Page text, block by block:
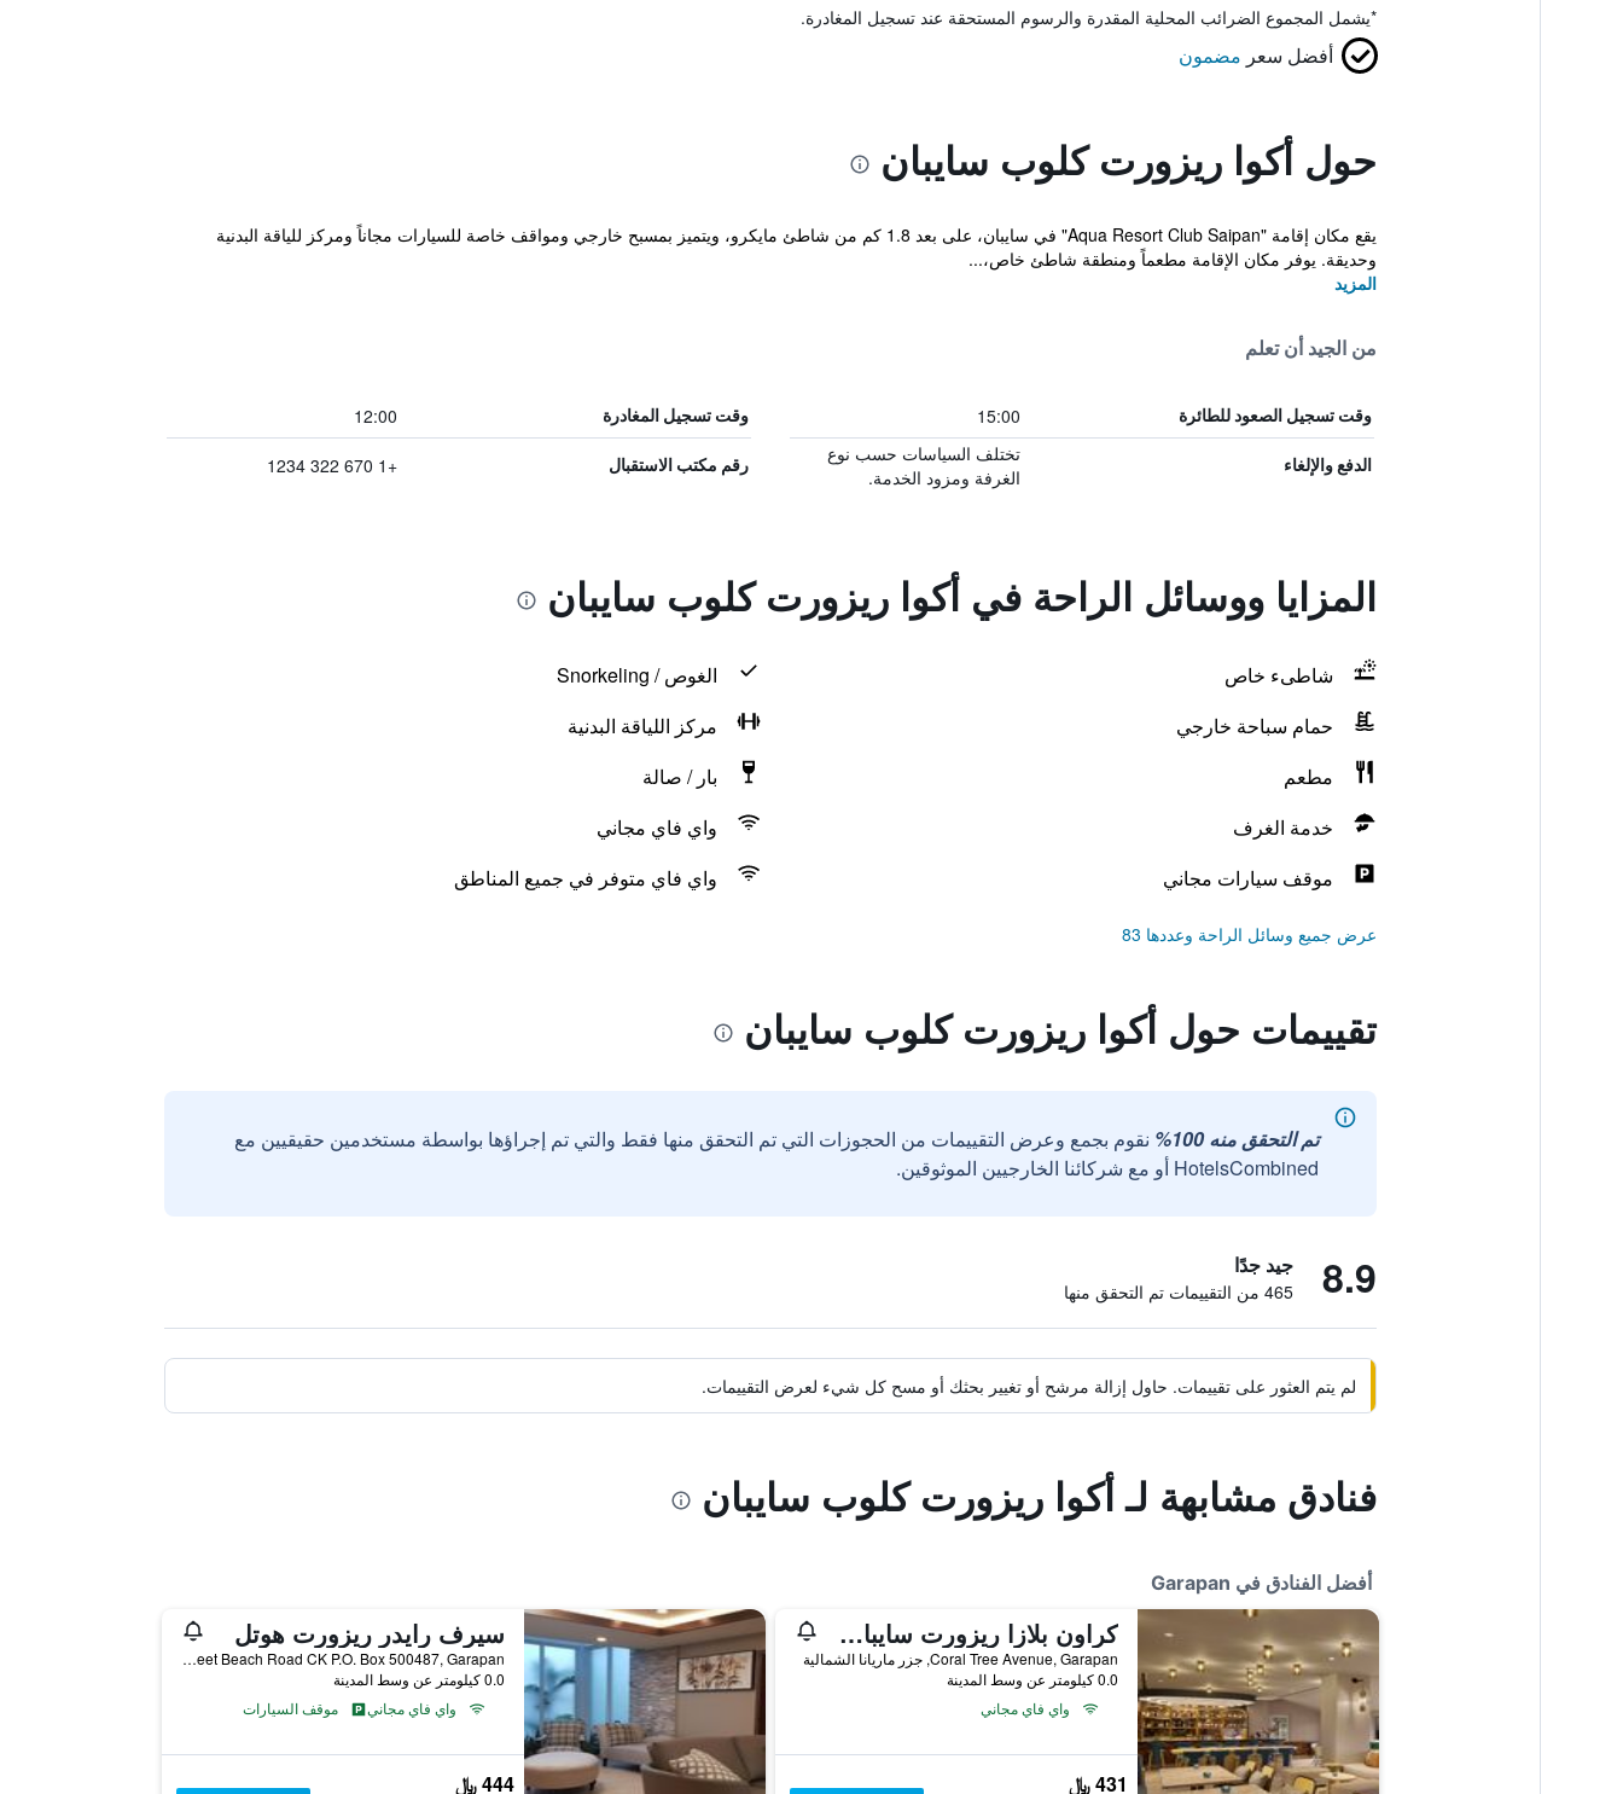
*يشمل المجموع الضرائب المحلية المقدرة والرسوم المستحقة عند تسجيل المغادرة.
أفضل سعر مضمون
حول أكوا ريزورت كلوب سايبان
يقع مكان إقامة "Aqua Resort Club Saipan" في سايبان، على بعد 1.8 كم من شاطئ مايكرو، ويتميز بمسبح خارجي ومواقف خاصة للسيارات مجاناً ومركز للياقة البدنية
وحديقة. يوفر مكان الإقامة مطعماً ومنطقة شاطئ خاص،...
المزيد
من الجيد أن تعلم
وقت تسجيل الصعود للطائرة 15:00 وقت تسجيل المغادرة 12:00
الدفع والإلغاء
تختلف السياسات حسب نوع
الغرفة ومزود الخدمة.
رقم مكتب الاستقبال +1 670 322 1234
المزايا ووسائل الراحة في أكوا ريزورت كلوب سايبان
شاطىء خاص
الغوص / Snorkeling
حمام سباحة خارجي
مركز اللياقة البدنية
مطعم
بار / صالة
خدمة الغرف
واي فاي مجاني
موقف سيارات مجاني
واي فاي متوفر في جميع المناطق
عرض جميع وسائل الراحة وعددها 83
تقييمات حول أكوا ريزورت كلوب سايبان
تم التحقق منه 100%
نقوم بجمع وعرض التقييمات من الحجوزات التي تم التحقق منها فقط والتي تم إجراؤها بواسطة مستخدمين حقيقيين مع
HotelsCombined أو مع شركائنا الخارجيين الموثوقين.
8.9 جيد جدًا
465 من التقييمات تم التحقق منها
لم يتم العثور على تقييمات. حاول إزالة مرشح أو تغيير بحثك أو مسح كل شيء لعرض التقييمات.
فنادق مشابهة لـ أكوا ريزورت كلوب سايبان
أفضل الفنادق في Garapan
كراون بلازا ريزورت سايبان باي آيتش جي
Coral Tree Avenue, Garapan, جزر ماريانا الشمالية
0.0 كيلومتر عن وسط المدينة
واي فاي مجاني
431 ﷼
سيرف رايدر ريزورت هوتل
Brigada Street Beach Road CK P.O. Box 500487, Garapan, جزر ماريانا الشمالية
0.0 كيلومتر عن وسط المدينة
واي فاي مجاني
موقف السيارات
444 ﷼